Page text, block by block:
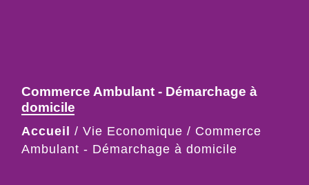
Commerce Ambulant - Démarchage à
domicile
Accueil / Vie Economique / Commerce
Ambulant - Démarchage à domicile